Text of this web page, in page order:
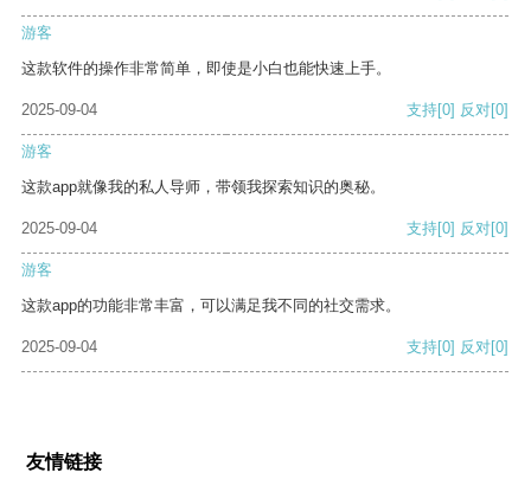
游客
这款软件的操作非常简单，即使是小白也能快速上手。
2025-09-04 支持[0] 反对[0]
游客
这款app就像我的私人导师，带领我探索知识的奥秘。
2025-09-04 支持[0] 反对[0]
游客
这款app的功能非常丰富，可以满足我不同的社交需求。
2025-09-04 支持[0] 反对[0]
友情链接